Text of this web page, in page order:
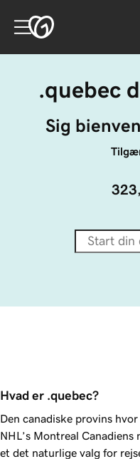
.quebec
Sig
Hvad er .quebec?
Den canadiske provins
NHL’s Montreal
et det naturlige valg for